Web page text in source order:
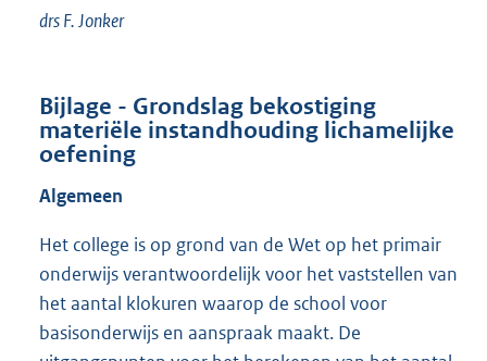
drs F. Jonker
Bijlage - Grondslag bekostiging
materiële instandhouding lichamelijke
oefening
Algemeen
Het college is op grond van de Wet op het primair
onderwijs verantwoordelijk voor het vaststellen van
het aantal klokuren waarop de school voor
basisonderwijs en aanspraak maakt. De